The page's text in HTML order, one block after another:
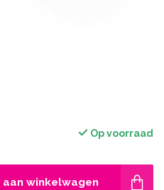
Op voorraad
aan winkelwagen